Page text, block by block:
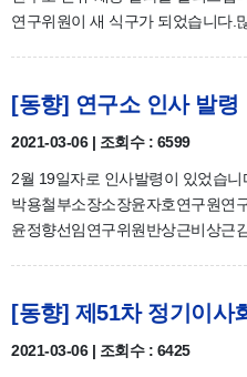
연구위원이 새 식구가 되었습니다.
[동향] 연구소 인사 발령
2021-03-06 | 조회수 : 6599
2월 19일자로 인사발령이 있었습
박용철부소장소장윤자호연구원연
윤정향선임연구위원반상근비상근
2021-03-06 | 조회수 : 6425